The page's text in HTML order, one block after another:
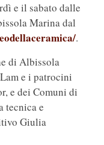
e il sabato dalle
Marina dal
.
di Albissola
e i patrocini
e dei Comuni di
tecnica e
Giulia